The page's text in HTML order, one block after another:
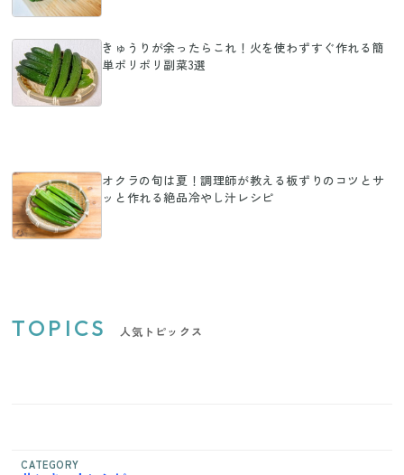
きゅうりが余ったらこれ！火を使わずすぐ作れる簡
単ポリポリ副菜3選
オクラの旬は夏！調理師が教える板ずりのコツとサ
ッと作れる絶品冷やし汁レシピ
TOPICS 人気トピックス
CATEGORY